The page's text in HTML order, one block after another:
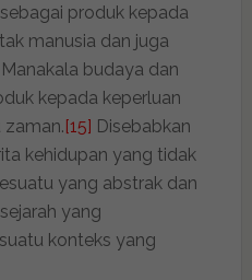
produk kepada
manusia dan juga
budaya dan
kepada keperluan
[15] Disebabkan
kehidupan yang tidak
yang abstrak dan
yang
konteks yang